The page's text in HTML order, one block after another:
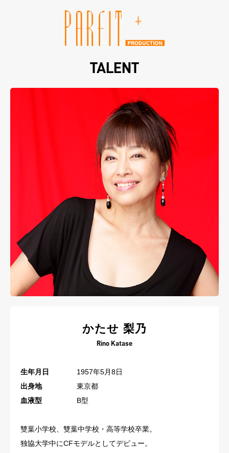
TALENT
かたせ 梨乃
Rino Katase
生年月日
1957年5月8日
出身地
東京都
血液型
B型
雙葉小学校、雙葉中学校・高等学校卒業。
独協大学中にCFモデルとしてデビュー。